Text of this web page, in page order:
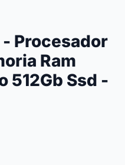
Procesador
Ram
512Gb Ssd -